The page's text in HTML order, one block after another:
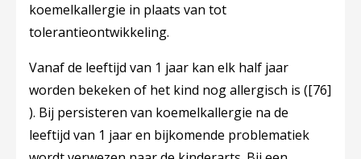
koemelkallergie in plaats van tot
tolerantieontwikkeling.
Vanaf de leeftijd van 1 jaar kan elk half jaar
worden bekeken of het kind nog allergisch is ([76]
). Bij persisteren van koemelkallergie na de
leeftijd van 1 jaar en bijkomende problematiek